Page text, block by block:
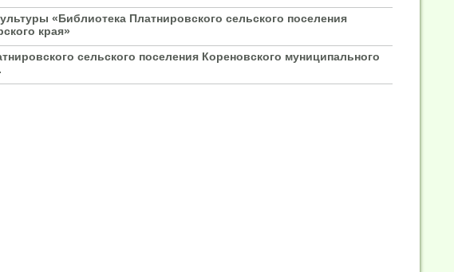
«Библиотека Платнировского сельского поселения
края»
сельского поселения Кореновского муниципального